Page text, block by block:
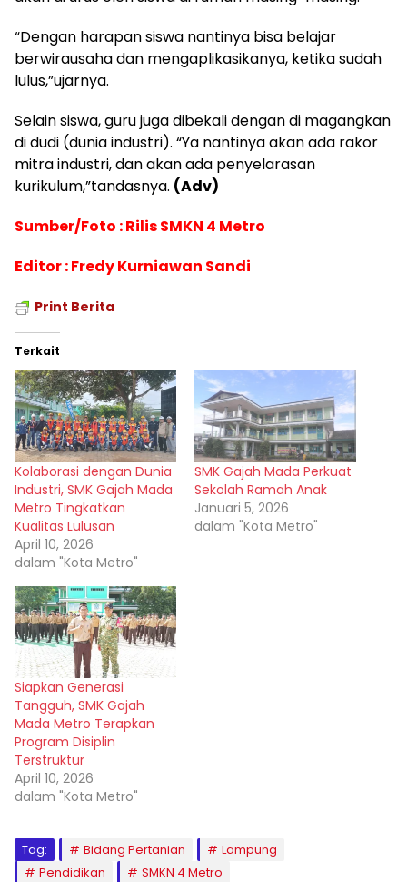
“Dengan harapan siswa nantinya bisa belajar
berwirausaha dan mengaplikasikanya, ketika sudah
lulus,”ujarnya.
Selain siswa, guru juga dibekali dengan di magangkan
di dudi (dunia industri). “Ya nantinya akan ada rakor
mitra industri, dan akan ada penyelarasan
kurikulum,”tandasnya. (Adv)
Sumber/Foto : Rilis SMKN 4 Metro
Editor : Fredy Kurniawan Sandi
Print Berita
Terkait
Kolaborasi dengan Dunia
Industri, SMK Gajah Mada
Metro Tingkatkan
Kualitas Lulusan
April 10, 2026
dalam "Kota Metro"
SMK Gajah Mada Perkuat
Sekolah Ramah Anak
Januari 5, 2026
dalam "Kota Metro"
Siapkan Generasi
Tangguh, SMK Gajah
Mada Metro Terapkan
Program Disiplin
Terstruktur
April 10, 2026
dalam "Kota Metro"
Tag: Bidang Pertanian
Lampung
Pendidikan
SMKN 4 Metro